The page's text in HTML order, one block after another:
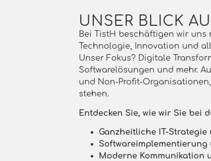
UNSER BLICK
Bei TistH beschäftigen wir uns
Technologie, Innovation und
Unser Fokus? Digitale
Softwarelösungen und mehr.
und Non-Profit-
stehen.
Entdecken Sie, wie wir Sie
Ganzheitliche IT-
Moderne Kommunikation